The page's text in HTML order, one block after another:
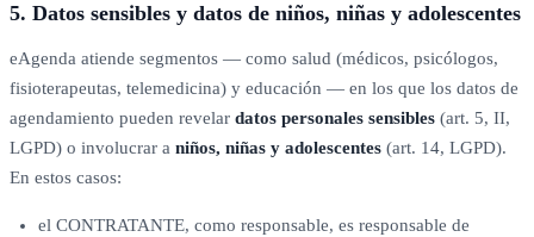
5. Datos sensibles y datos de niños, niñas y adolescentes
eAgenda atiende segmentos — como salud (médicos, psicólogos,
fisioterapeutas, telemedicina) y educación — en los que los datos de
agendamiento pueden revelar datos personales sensibles (art. 5, II,
LGPD) o involucrar a niños, niñas y adolescentes (art. 14, LGPD).
En estos casos:
el CONTRATANTE, como responsable, es responsable de